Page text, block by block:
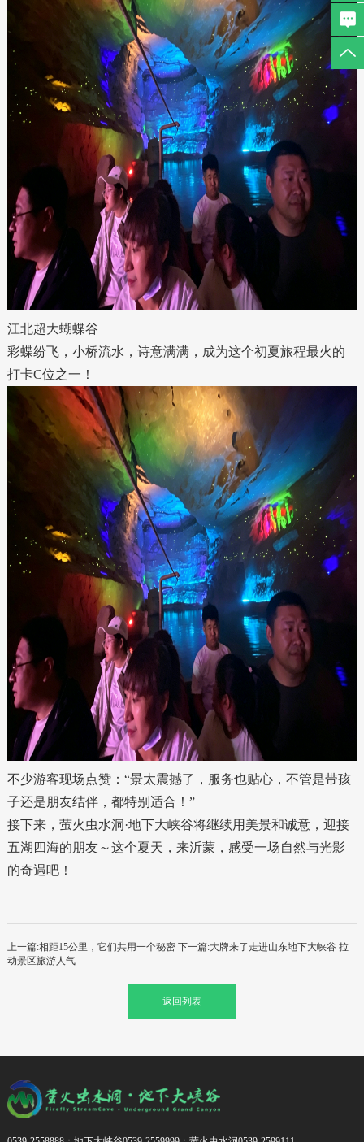
江北超大蝴蝶谷
彩蝶纷飞，小桥流水，诗意满满，成为这个初夏旅程最火的
打卡C位之一！
不少游客现场点赞：“景太震撼了，服务也贴心，不管是带孩
子还是朋友结伴，都特别适合！”
接下来，萤火虫水洞·地下大峡谷将继续用美景和诚意，迎接
五湖四海的朋友～这个夏天，来沂蒙，感受一场自然与光影
的奇遇吧！
上一篇:相距15公里，它们共用一个秘密 下一篇:大牌来了走进山东地下大峡谷 拉
动景区旅游人气
返回列表